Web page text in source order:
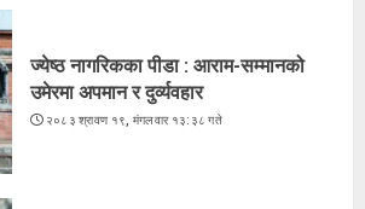
ज्येष्ठ नागरिकका पीडा : आराम-सम्मानको
उमेरमा अपमान र दुर्व्यवहार
२०८३ श्रावण १९, मंगलवार १३:३८ गते